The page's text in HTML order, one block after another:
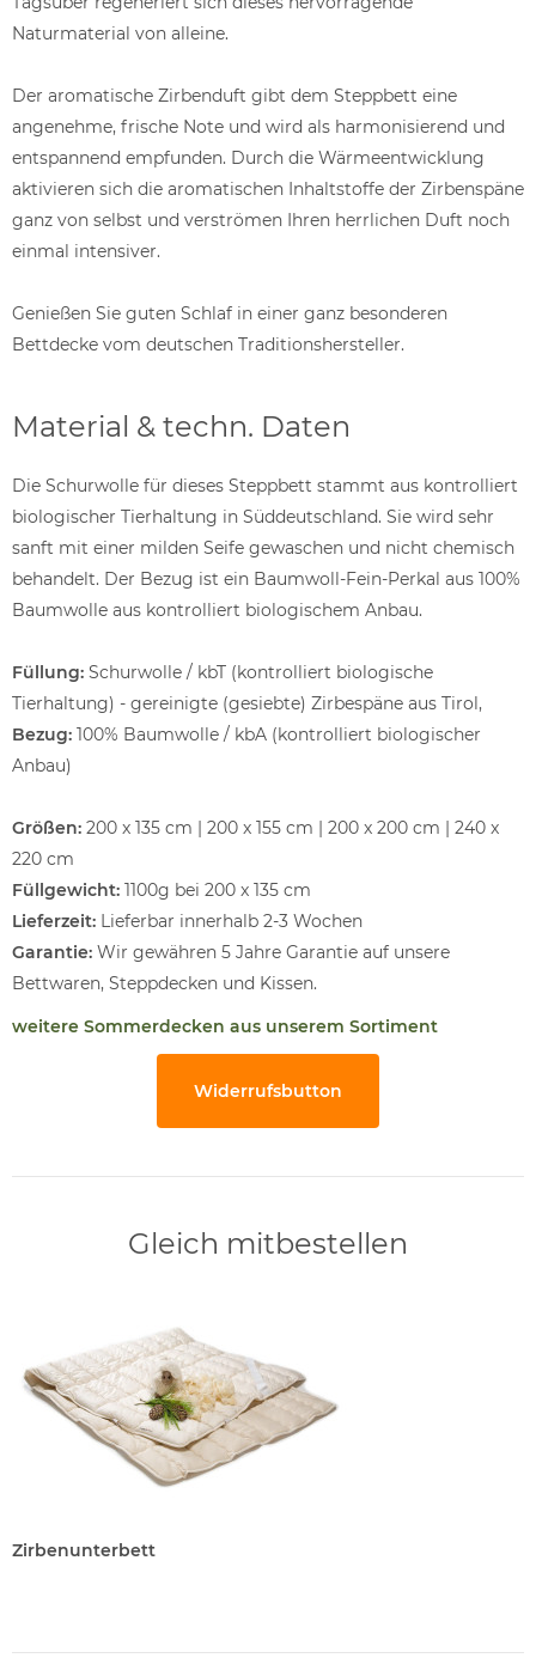
Naturmaterial von alleine.
Der aromatische Zirbenduft gibt dem Steppbett eine
angenehme, frische Note und wird als harmonisierend und
entspannend empfunden. Durch die Wärmeentwicklung
aktivieren sich die aromatischen Inhaltstoffe der Zirbenspäne
ganz von selbst und verströmen Ihren herrlichen Duft noch
einmal intensiver.
Genießen Sie guten Schlaf in einer ganz besonderen
Bettdecke vom deutschen Traditionshersteller.
Material & techn. Daten
Die Schurwolle für dieses Steppbett stammt aus kontrolliert
biologischer Tierhaltung in Süddeutschland. Sie wird sehr
sanft mit einer milden Seife gewaschen und nicht chemisch
behandelt. Der Bezug ist ein Baumwoll-Fein-Perkal aus 100%
Baumwolle aus kontrolliert biologischem Anbau.
Füllung: Schurwolle / kbT (kontrolliert biologische
Tierhaltung) - gereinigte (gesiebte) Zirbespäne aus Tirol,
Bezug: 100% Baumwolle / kbA (kontrolliert biologischer
Anbau)
Größen: 200 x 135 cm | 200 x 155 cm | 200 x 200 cm | 240 x
220 cm
Füllgewicht: 1100g bei 200 x 135 cm
Lieferzeit: Lieferbar innerhalb 2-3 Wochen
Garantie: Wir gewähren 5 Jahre Garantie auf unsere
Bettwaren, Steppdecken und Kissen.
weitere Sommerdecken aus unserem Sortiment
Widerrufsbutton
Gleich mitbestellen
Zirbenunterbett